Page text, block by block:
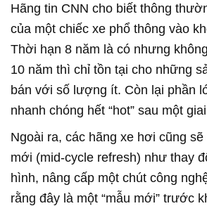
Hãng tin CNN cho biết thông
của một chiếc xe phổ thông vào
Thời hạn 8 năm là có nhưng
10 năm thì chỉ tồn tại cho những
bán với số lượng ít. Còn lại phần
nhanh chóng hết “hot” sau một
Ngoài ra, các hãng xe hơi cũng sẽ
mới (mid-cycle refresh) như thay
hình, nâng cấp một chút công
rằng đây là một “mẫu mới” trước